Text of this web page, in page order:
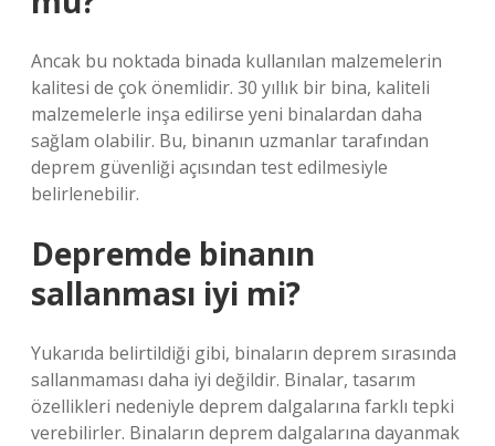
Ancak bu noktada binada kullanılan malzemelerin
kalitesi de çok önemlidir. 30 yıllık bir bina, kaliteli
malzemelerle inşa edilirse yeni binalardan daha
sağlam olabilir. Bu, binanın uzmanlar tarafından
deprem güvenliği açısından test edilmesiyle
belirlenebilir.
Depremde binanın
sallanması iyi mi?
Yukarıda belirtildiği gibi, binaların deprem sırasında
sallanmaması daha iyi değildir. Binalar, tasarım
özellikleri nedeniyle deprem dalgalarına farklı tepki
verebilirler. Binaların deprem dalgalarına dayanmak